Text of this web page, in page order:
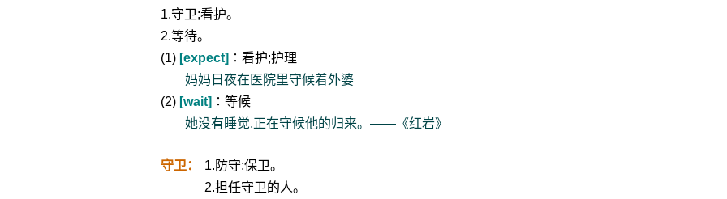
1.守卫;看护。
2.等待。
(1) [expect] ∶看护;护理
妈妈日夜在医院里守候着外婆
(2) [wait] ∶等候
她没有睡觉,正在守候他的归来。——《红岩》
守卫：
1.防守;保卫。
2.担任守卫的人。